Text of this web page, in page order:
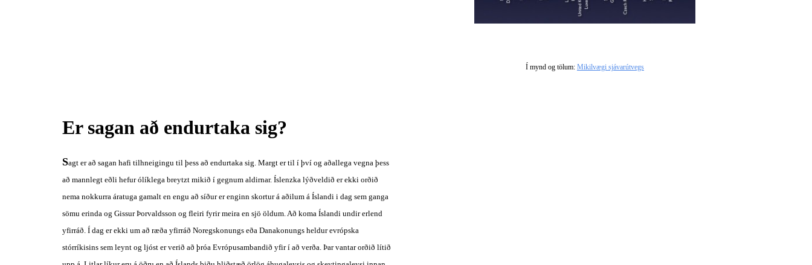
Í mynd og tölum: Mikilvægi sjávarútvegs
Er sagan að endurtaka sig?
Sagt er að sagan hafi tilhneigingu til þess að endurtaka sig. Margt er til í því og aðallega vegna þess
að mannlegt eðli hefur ólíklega breytzt mikið í gegnum aldirnar. Íslenzka lýðveldið er ekki orðið
nema nokkurra áratuga gamalt en engu að síður er enginn skortur á aðilum á Íslandi i dag sem ganga
sömu erinda og Gissur Þorvaldsson og fleiri fyrir meira en sjö öldum. Að koma Íslandi undir erlend
yfirráð. Í dag er ekki um að ræða yfirráð Noregskonungs eða Danakonungs heldur evrópska
stórríkisins sem leynt og ljóst er verið að þróa Evrópusambandið yfir í að verða. Þar vantar orðið lítið